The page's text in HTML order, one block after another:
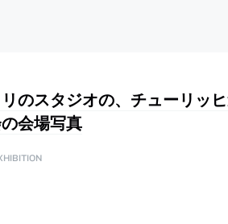
のスタジオの、チューリッ
会場写真